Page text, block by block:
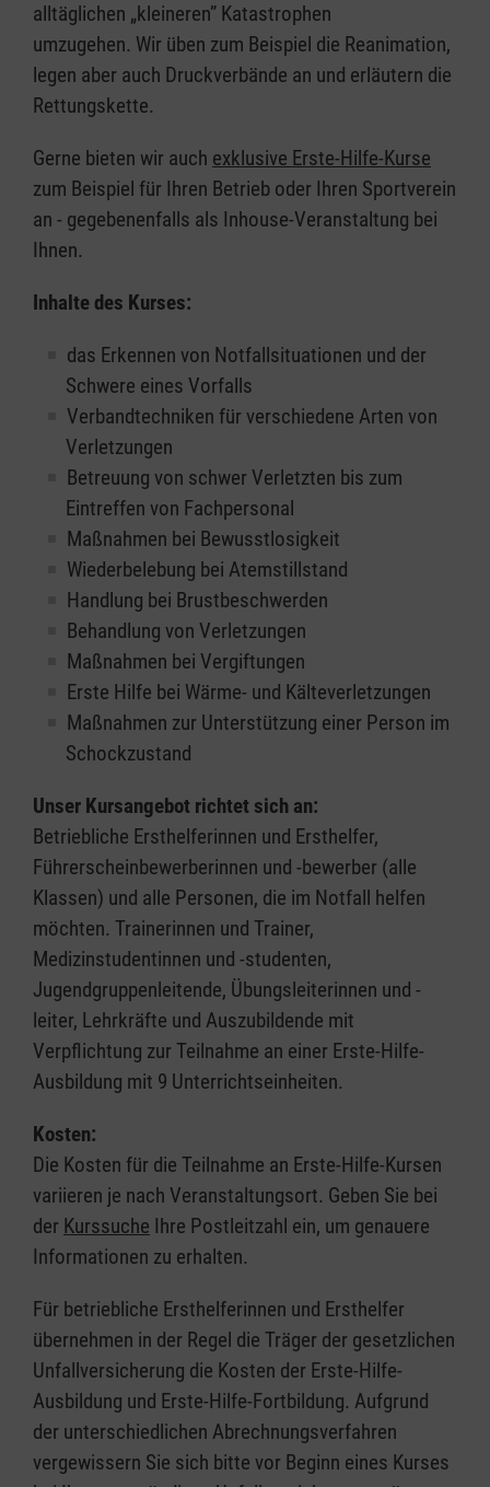
alltäglichen „kleineren” Katastrophen
umzugehen. Wir üben zum Beispiel die Reanimation,
legen aber auch Druckverbände an und erläutern die
Rettungskette.
Gerne bieten wir auch exklusive Erste-Hilfe-Kurse
zum Beispiel für Ihren Betrieb oder Ihren Sportverein
an - gegebenenfalls als Inhouse-Veranstaltung bei
Ihnen.
Inhalte des Kurses:
das Erkennen von Notfallsituationen und der
Schwere eines Vorfalls
Verbandtechniken für verschiedene Arten von
Verletzungen
Betreuung von schwer Verletzten bis zum
Eintreffen von Fachpersonal
Maßnahmen bei Bewusstlosigkeit
Wiederbelebung bei Atemstillstand
Handlung bei Brustbeschwerden
Behandlung von Verletzungen
Maßnahmen bei Vergiftungen
Erste Hilfe bei Wärme- und Kälteverletzungen
Maßnahmen zur Unterstützung einer Person im
Schockzustand
Unser Kursangebot richtet sich an:
Betriebliche Ersthelferinnen und Ersthelfer,
Führerscheinbewerberinnen und -bewerber (alle
Klassen) und alle Personen, die im Notfall helfen
möchten. Trainerinnen und Trainer,
Medizinstudentinnen und -studenten,
Jugendgruppenleitende, Übungsleiterinnen und -
leiter, Lehrkräfte und Auszubildende mit
Verpflichtung zur Teilnahme an einer Erste-Hilfe-
Ausbildung mit 9 Unterrichtseinheiten.
Kosten:
Die Kosten für die Teilnahme an Erste-Hilfe-Kursen
variieren je nach Veranstaltungsort. Geben Sie bei
der Kurssuche Ihre Postleitzahl ein, um genauere
Informationen zu erhalten.
Für betriebliche Ersthelferinnen und Ersthelfer
übernehmen in der Regel die Träger der gesetzlichen
Unfallversicherung die Kosten der Erste-Hilfe-
Ausbildung und Erste-Hilfe-Fortbildung. Aufgrund
der unterschiedlichen Abrechnungsverfahren
vergewissern Sie sich bitte vor Beginn eines Kurses